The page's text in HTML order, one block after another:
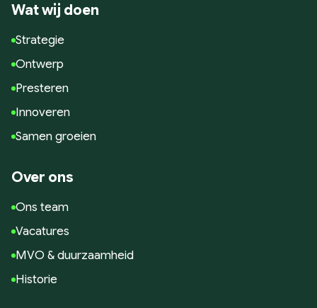
Wat wij doen
Strategie
Ontwerp
Presteren
Innoveren
Samen groeien
Over ons
Ons team
Vacatures
MVO & duurzaamheid
Historie